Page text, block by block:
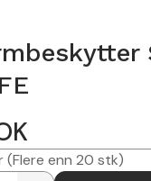
(Flere enn 20 stk)